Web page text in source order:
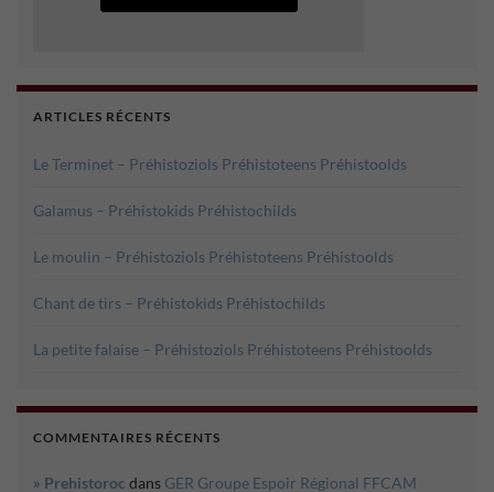
ARTICLES RÉCENTS
Le Terminet – Préhistoziols Préhistoteens Préhistoolds
Galamus – Préhistokids Préhistochilds
Le moulin – Préhistoziols Préhistoteens Préhistoolds
Chant de tirs – Préhistokids Préhistochilds
La petite falaise – Préhistoziols Préhistoteens Préhistoolds
COMMENTAIRES RÉCENTS
» Prehistoroc dans GER Groupe Espoir Régional FFCAM